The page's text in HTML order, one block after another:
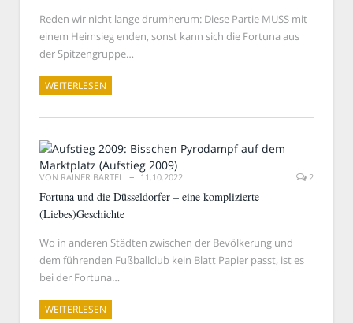
Reden wir nicht lange drumherum: Diese Partie MUSS mit
einem Heimsieg enden, sonst kann sich die Fortuna aus
der Spitzengruppe…
WEITERLESEN
VON RAINER BARTEL 11.10.2022 2
Fortuna und die Düsseldorfer – eine komplizierte
(Liebes)Geschichte
Wo in anderen Städten zwischen der Bevölkerung und
dem führenden Fußballclub kein Blatt Papier passt, ist es
bei der Fortuna…
WEITERLESEN